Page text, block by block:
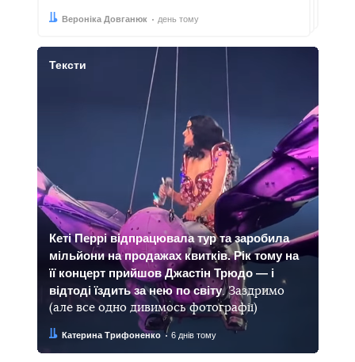
Автор:
Вероніка Довганюк
Дата: день тому
Тексти
Кеті Перрі відпрацювала тур та заробила
мільйони на продажах квитків. Рік тому на
її концерт прийшов Джастін Трюдо — і
відтоді їздить за нею по світу. Заздримо
(але все одно дивимось фотографії)
Автор:
Катерина Трифоненко
Дата: 6 днів тому